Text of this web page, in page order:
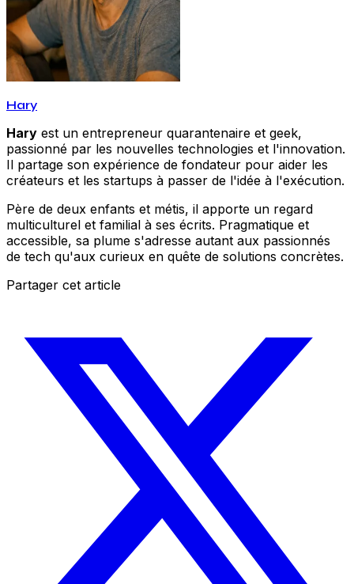
Hary
Hary est un entrepreneur quarantenaire et geek,
passionné par les nouvelles technologies et l'innovation.
Il partage son expérience de fondateur pour aider les
créateurs et les startups à passer de l'idée à l'exécution.
Père de deux enfants et métis, il apporte un regard
multiculturel et familial à ses écrits. Pragmatique et
accessible, sa plume s'adresse autant aux passionnés
de tech qu'aux curieux en quête de solutions concrètes.
Partager cet article